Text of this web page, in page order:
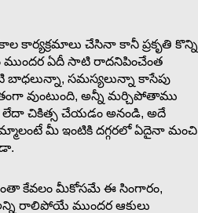
కార్యక్రమాలు చేసినా కానీ ప్రకృతి కొన్ని
ముందర ఏదీ సాటి రాదనిపించేంత
బాధలున్నా, సమస్యలున్నా కాసేపు
వుంటుంది, అన్నీ మర్చిపోతాము
లేదా చికిత్స చేయడం అనండి, అదే
మీ ఇంటికి దగ్గరలో ఏదైనా మంచి
కేవలం మీకోసమే ఈ సింగారం,
రాలిపోయే ముందర ఆకులు